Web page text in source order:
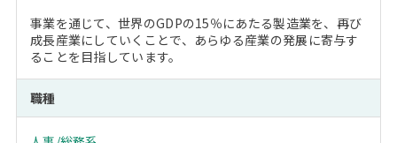
事業を通じて、世界のGDPの15％にあたる製造業を、再び
成長産業にしていくことで、あらゆる産業の発展に寄与す
ることを目指しています。
職種